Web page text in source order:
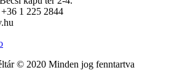
1 225 2844
© 2020 Minden jog fenntartva